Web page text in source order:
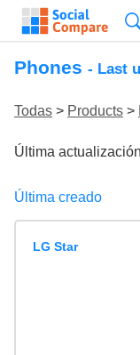
Phones - Last
Todas > Products >
Última actualización
Última creado
LG Star